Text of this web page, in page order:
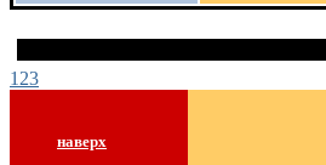
1 23
наверх